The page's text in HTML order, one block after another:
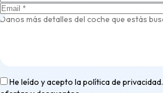
He leído y acepto lapolítica de privacidad.